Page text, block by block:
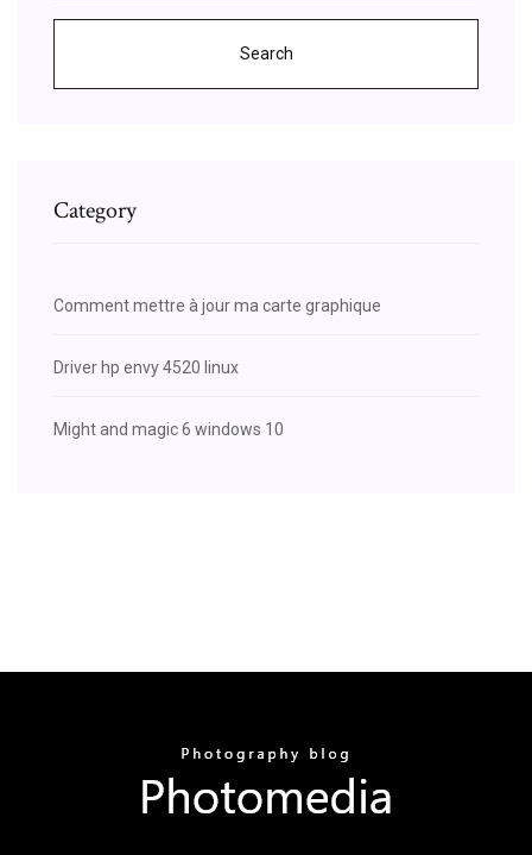
Search
Category
Comment mettre à jour ma carte graphique
Driver hp envy 4520 linux
Might and magic 6 windows 10